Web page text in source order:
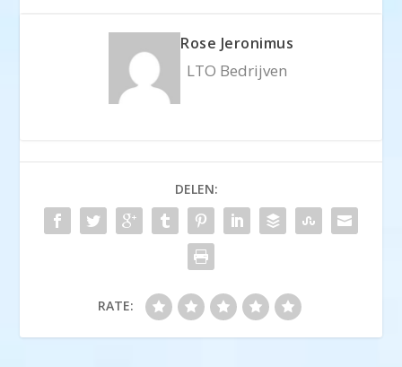
Rose Jeronimus
LTO Bedrijven
DELEN:
RATE: